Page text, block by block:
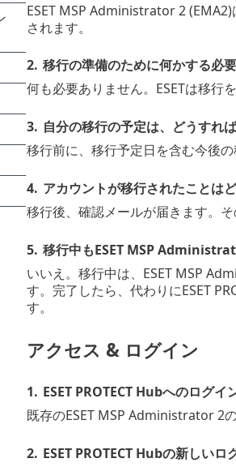
ESET MSP Administrator 2
されます。
2. 移行の準備のために何かする必
何も必要ありません。ESETは移行
3. 自分の移行の予定は、どうすれ
移行前に、移行予定日を含む今後
4. アカウントが移行されたことは
移行後、確認メールが届きます。
5. 移行中もESET MSP
いいえ。移行中は、ESET MSP
す。完了したら、代わりにESET
す。
アクセス & ログイン
1. ESET PROTECT Hubへのログ
既存のESET MSP Administrator 2
2. ESET PROTECT Hubの新しい